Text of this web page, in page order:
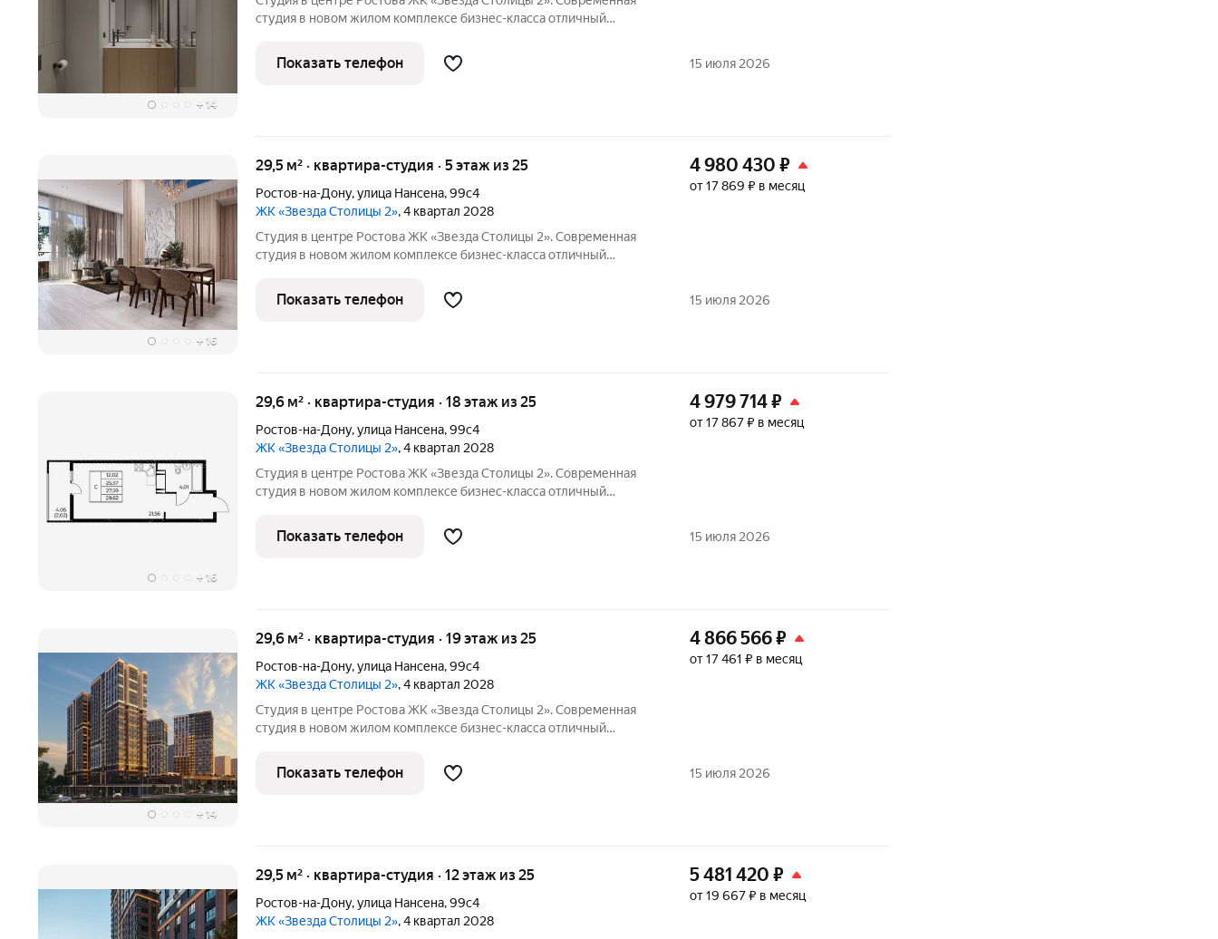
+ 14
студия в новом жилом комплексе бизнес-класса отличный
покупки: Рассрочка 0% без переплат на 6 месяцев; Семейная
ипотека 5%
Показать телефон 15 июля 2026
+ 16
29,5 м² · квартира-студия · 5 этаж из 25
Ростов-на-Дону,улица Нансена,99с4
ЖК «Звезда Столицы 2», 4 квартал 2028
Студия в центре Ростова ЖК «Звезда Столицы 2». Современная
студия в новом жилом комплексе бизнес-класса отличный
покупки: Рассрочка 0% без переплат на 6 месяцев; Семейная
ипотека 5% на
4 980 430 ₽
от 17 869 ₽ в месяц
Показать телефон 15 июля 2026
+ 16
29,6 м² · квартира-студия · 18 этаж из 25
Ростов-на-Дону,улица Нансена,99с4
ЖК «Звезда Столицы 2», 4 квартал 2028
Студия в центре Ростова ЖК «Звезда Столицы 2». Современная
студия в новом жилом комплексе бизнес-класса отличный
покупки: Рассрочка 0% без переплат на 6 месяцев; Семейная
ипотека 5%
4 979 714₽
от 17 867 ₽ в месяц
Показать телефон 15 июля 2026
+ 14
29,6 м² · квартира-студия · 19 этаж из 25
Ростов-на-Дону,улица Нансена,99с4
ЖК «Звезда Столицы 2», 4 квартал 2028
Студия в центре Ростова ЖК «Звезда Столицы 2». Современная
студия в новом жилом комплексе бизнес-класса отличный
покупки: Рассрочка 0% без переплат на 6 месяцев; Семейная
ипотека 5% на
4 866 566₽
от 17 461 ₽ в месяц
Показать телефон 15 июля 2026
29,5 м² · квартира-студия · 12 этаж из 25
Ростов-на-Дону,улица Нансена,99с4
ЖК «Звезда Столицы 2», 4 квартал 2028
5 481 420 ₽
от 19 667 ₽ в месяц